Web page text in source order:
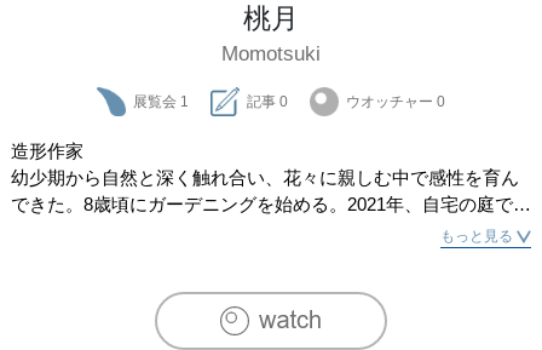
桃月
Momotsuki
展覧会 1 記事 0 ウオッチャー 0
造形作家
幼少期から自然と深く触れ合い、花々に親しむ中で感性を育ん
できた。8歳頃にガーデニングを始める。2021年、自宅の庭で育
てた植物を用いて制作した｢妖精のドレス｣をSNSで発表。多く
もっと見る